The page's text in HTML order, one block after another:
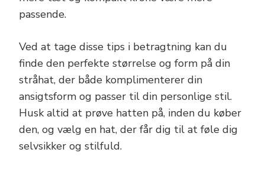
passende.
Ved at tage disse tips i betragtning kan du
finde den perfekte størrelse og form på din
stråhat, der både komplimenterer din
ansigtsform og passer til din personlige stil.
Husk altid at prøve hatten på, inden du køber
den, og vælg en hat, der får dig til at føle dig
selvsikker og stilfuld.